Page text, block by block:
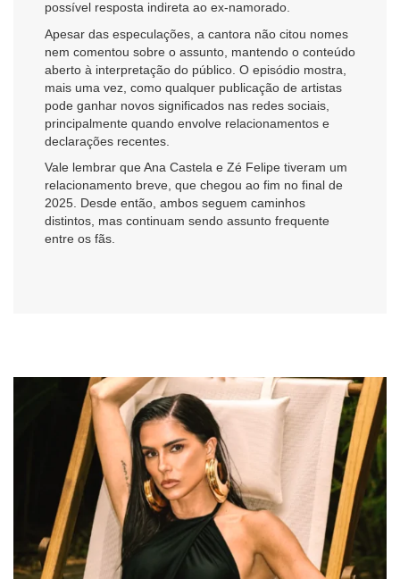
possível resposta indireta ao ex-namorado.
Apesar das especulações, a cantora não citou nomes
nem comentou sobre o assunto, mantendo o conteúdo
aberto à interpretação do público. O episódio mostra,
mais uma vez, como qualquer publicação de artistas
pode ganhar novos significados nas redes sociais,
principalmente quando envolve relacionamentos e
declarações recentes.
Vale lembrar que Ana Castela e Zé Felipe tiveram um
relacionamento breve, que chegou ao fim no final de
2025. Desde então, ambos seguem caminhos
distintos, mas continuam sendo assunto frequente
entre os fãs.